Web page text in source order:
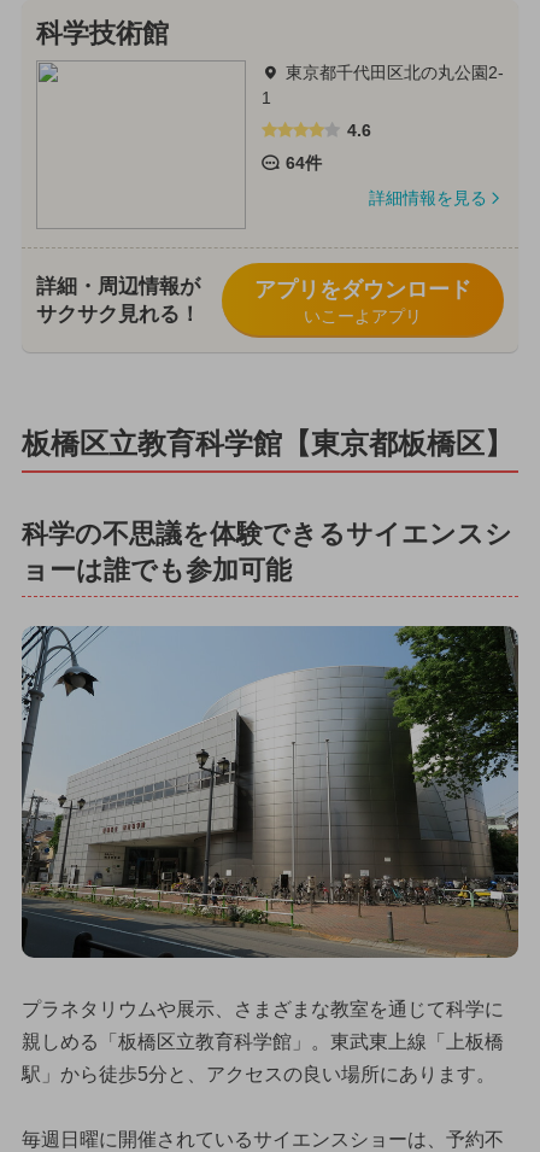
科学技術館
東京都千代田区北の丸公園2-
1
4.6
64件
詳細情報を見る
詳細・周辺情報が
サクサク見れる！
アプリをダウンロード
いこーよアプリ
板橋区立教育科学館【東京都板橋区】
科学の不思議を体験できるサイエンスシ
ョーは誰でも参加可能
プラネタリウムや展示、さまざまな教室を通じて科学に
親しめる「板橋区立教育科学館」。東武東上線「上板橋
駅」から徒歩5分と、アクセスの良い場所にあります。
毎週日曜に開催されているサイエンスショーは、予約不